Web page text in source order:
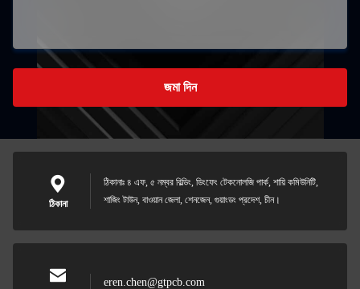
জমা দিন
ঠিকানা
ঠিকানাঃ ৪ এফ, ৫ নম্বর বিল্ডিং, ডিংফেং টেকনোলজি পার্ক, শায়ি কমিউনিটি,
শাজিং টাউন, বাওয়ান জেলা, শেনজেন, গুয়াংডং প্রদেশ, চীন।
eren.chen@gtpcb.com